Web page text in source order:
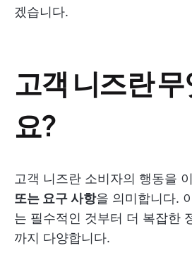
겠습니다.
고객 니즈란
요?
고객 니즈란 소비자의 행동을
또는 요구 사항을 의미합니다.
는 필수적인 것부터 더 복잡한
까지 다양합니다.